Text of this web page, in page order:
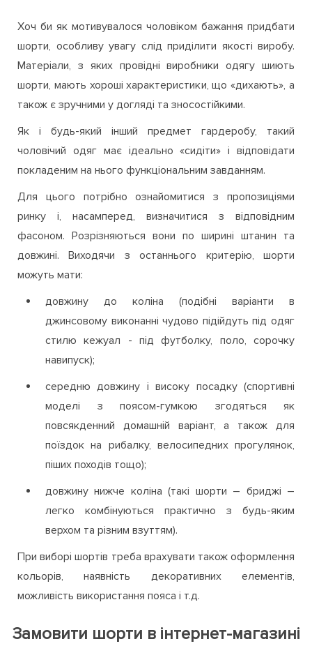
Хоч би як мотивувалося чоловіком бажання придбати
шорти, особливу увагу слід приділити якості виробу.
Матеріали, з яких провідні виробники одягу шиють
шорти, мають хороші характеристики, що «дихають», а
також є зручними у догляді та зносостійкими.
Як і будь-який інший предмет гардеробу, такий
чоловічий одяг має ідеально «сидіти» і відповідати
покладеним на нього функціональним завданням.
Для цього потрібно ознайомитися з пропозиціями
ринку і, насамперед, визначитися з відповідним
фасоном. Розрізняються вони по ширині штанин та
довжині. Виходячи з останнього критерію, шорти
можуть мати:
довжину до коліна (подібні варіанти в
джинсовому виконанні чудово підійдуть під одяг
стилю кежуал - під футболку, поло, сорочку
навипуск);
середню довжину і високу посадку (спортивні
моделі з поясом-гумкою згодяться як
повсякденний домашній варіант, а також для
поїздок на рибалку, велосипедних прогулянок,
піших походів тощо);
довжину нижче коліна (такі шорти – бриджі –
легко комбінуються практично з будь-яким
верхом та різним взуттям).
При виборі шортів треба врахувати також оформлення
кольорів, наявність декоративних елементів,
можливість використання пояса і т.д.
Замовити шорти в інтернет-магазині